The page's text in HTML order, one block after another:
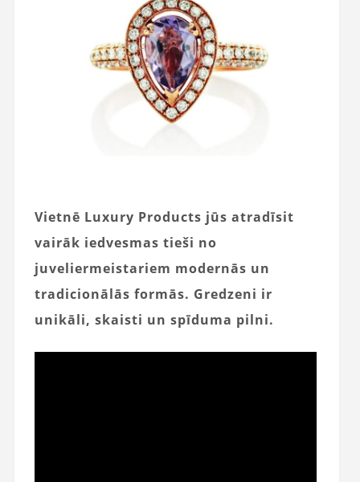
Vietnē Luxury Products jūs atradīsit
vairāk iedvesmas tieši no
juveliermeistariem modernās un
tradicionālās formās. Gredzeni ir
unikāli, skaisti un spīduma pilni.